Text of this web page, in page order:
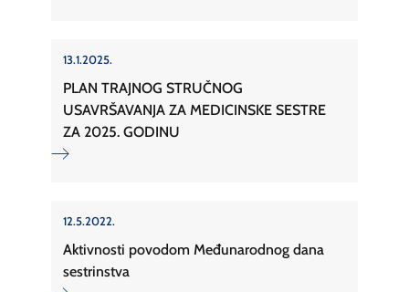
13.1.2025.
PLAN TRAJNOG STRUČNOG
USAVRŠAVANJA ZA MEDICINSKE SESTRE
ZA 2025. GODINU
12.5.2022.
Aktivnosti povodom Međunarodnog dana
sestrinstva